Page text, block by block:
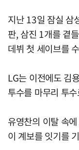
지난 13일 잠실 삼
판, 삼진 1개를 곁
데뷔 첫 세이브를
LG는 이전에도 김
투수를 마무리 투
유영찬의 이탈 속
이 계보를 잇기를